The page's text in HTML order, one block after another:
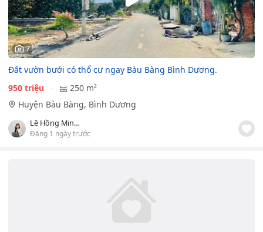
7
Đất vườn bưởi có thổ cư ngay Bàu Bàng Bình Dương.
950 triệu
250 m²
Huyện Bàu Bàng, Bình Dương
Lê Hồng Minh Tuyết
Đăng 1 ngày trước